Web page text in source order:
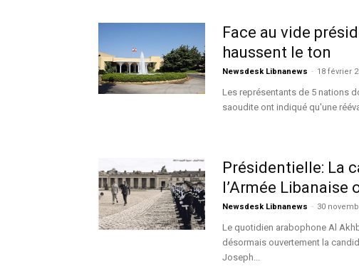
Face au vide
haussent le ton
Newsdesk Libnanews - 18 février
Les représentants de 5 nations
saoudite ont indiqué qu'une
Présidentielle: La
l’Armée Libanaise
Newsdesk Libnanews - 30
Le quotidien arabophone Al
désormais ouvertement la
Joseph...